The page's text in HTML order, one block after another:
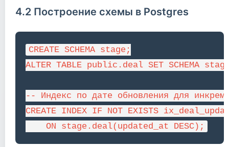
4.2 Построение схемы в Postgres
CREATE SCHEMA stage;
ALTER TABLE public.deal SET SCHEMA
-- Индекс по дате обновления для
CREATE INDEX IF NOT EXISTS
    ON stage.deal(updated_at DESC);